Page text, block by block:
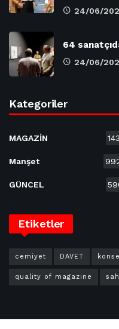
24/06/
64
24/06/
Kategoriler
MAGAZİN
Manşet
GÜNCEL
Etiketler
cemiyet DAVET
quality of magazine